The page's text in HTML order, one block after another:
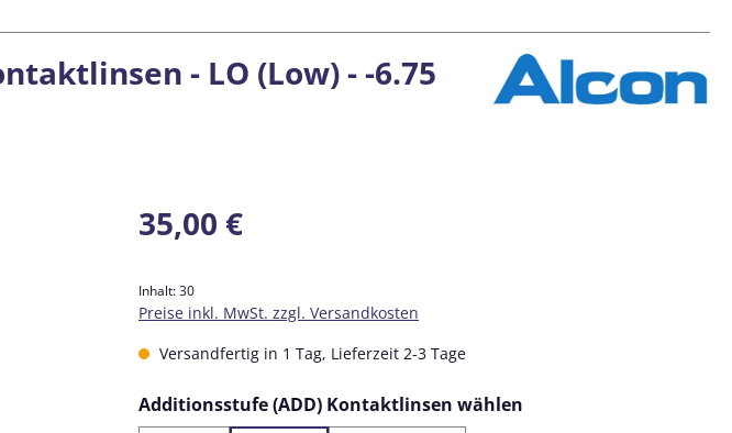
- LO (Low) - -6.75
Regulärer Preis:
35,00 €
Inhalt:30
Preise inkl. MwSt. zzgl. Versandkosten
Versandfertig in 1 Tag, Lieferzeit 2-3 Tage
Additionsstufe (ADD) Kontaktlinsen wählen